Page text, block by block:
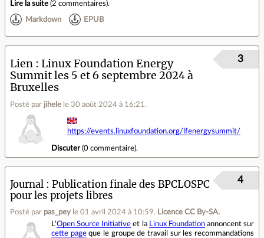
Lire la suite (2 commentaires).
Markdown EPUB
Lien
Linux Foundation Energy
Summit les 5 et 6 septembre 2024 à
Bruxelles
Posté par jihele le 30 août 2024 à 16:21 .
3
https://events.linuxfoundation.org/lfenergysummit/
Discuter(0 commentaire).
Journal
Publication finale des BPCLOSPC
pour les projets libres
Posté par pas_pey le 01 avril 2024 à 10:59. Licence CC By‑SA.
4
L'Open Source Initiative et la Linux Foundationannoncent sur
cette pageque le groupe de travail sur les recommandations